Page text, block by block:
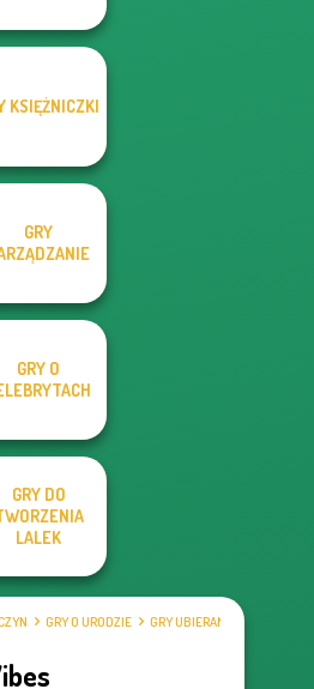
KSIĘŻNICZKI
GRY
GRY O
GRY DO
LALEK
GRY O URODZIE GRY UBIERANKI